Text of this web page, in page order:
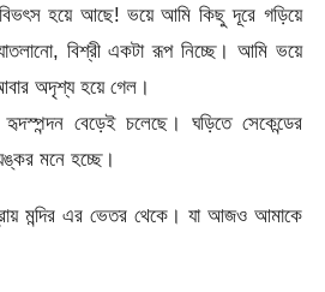
হয়ে আছে! ভয়ে আমি কিছু দূরে গড়িয়ে
বিশ্রী একটা রূপ নিচ্ছে। আমি ভয়ে
অদৃশ্য হয়ে গেল।
বেড়েই চলেছে। ঘড়িতে সেকেন্ডের
মনে হচ্ছে।
মন্দির এর ভেতর থেকে। যা আজও আমাকে